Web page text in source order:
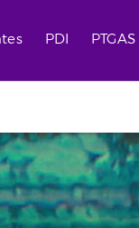
PDI PTGAS